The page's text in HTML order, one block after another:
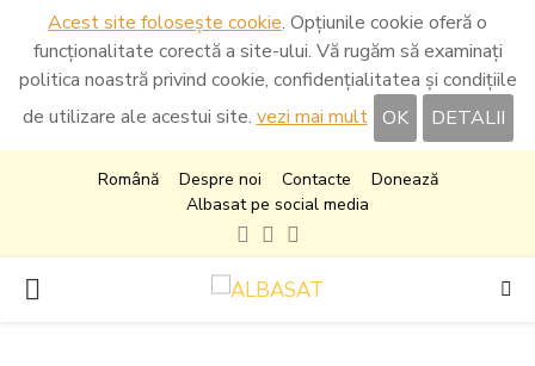
Acest site folosește cookie. Opțiunile cookie oferă o
funcționalitate corectă a site-ului. Vă rugăm să examinați
politica noastră privind cookie, confidențialitatea și condițiile
de utilizare ale acestui site. vezi mai mult OK DETALII
Română Despre noi Contacte
Donează
Albasat pe social media
Facebook
Instagram
PRIMARY